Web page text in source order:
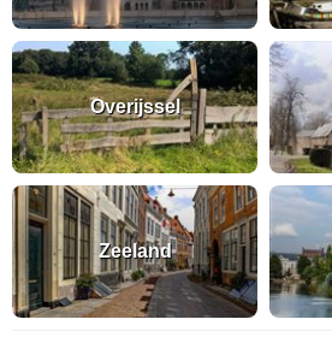
Overijssel
Zeeland